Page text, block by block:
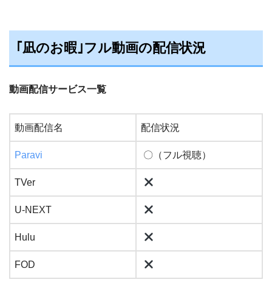
｢凪のお暇｣フル動画の配信状況
動画配信サービス一覧
動画配信名 配信状況
Paravi 〇（フル視聴）
TVer
U-NEXT
Hulu
FOD